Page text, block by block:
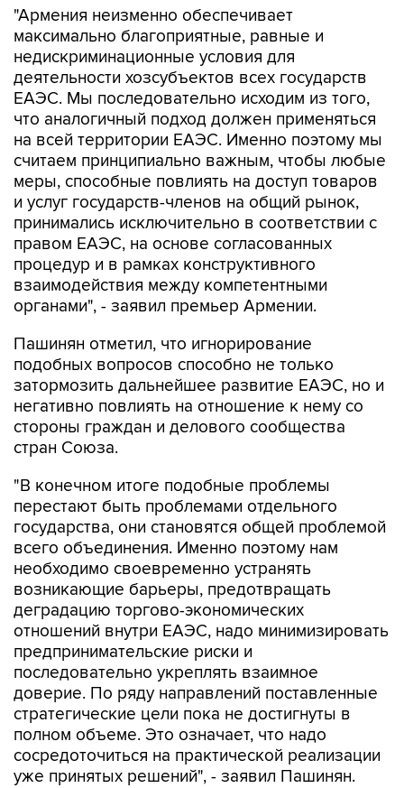
"Армения неизменно обеспечивает
максимально благоприятные, равные и
недискриминационные условия для
деятельности хозсубъектов всех государств
ЕАЭС. Мы последовательно исходим из того,
что аналогичный подход должен применяться
на всей территории ЕАЭС. Именно поэтому мы
считаем принципиально важным, чтобы любые
меры, способные повлиять на доступ товаров
и услуг государств-членов на общий рынок,
принимались исключительно в соответствии с
правом ЕАЭС, на основе согласованных
процедур и в рамках конструктивного
взаимодействия между компетентными
органами", - заявил премьер Армении.
Пашинян отметил, что игнорирование
подобных вопросов способно не только
затормозить дальнейшее развитие ЕАЭС, но и
негативно повлиять на отношение к нему со
стороны граждан и делового сообщества
стран Союза.
"В конечном итоге подобные проблемы
перестают быть проблемами отдельного
государства, они становятся общей проблемой
всего объединения. Именно поэтому нам
необходимо своевременно устранять
возникающие барьеры, предотвращать
деградацию торгово-экономических
отношений внутри ЕАЭС, надо минимизировать
предпринимательские риски и
последовательно укреплять взаимное
доверие. По ряду направлений поставленные
стратегические цели пока не достигнуты в
полном объеме. Это означает, что надо
сосредоточиться на практической реализации
уже принятых решений", - заявил Пашинян.